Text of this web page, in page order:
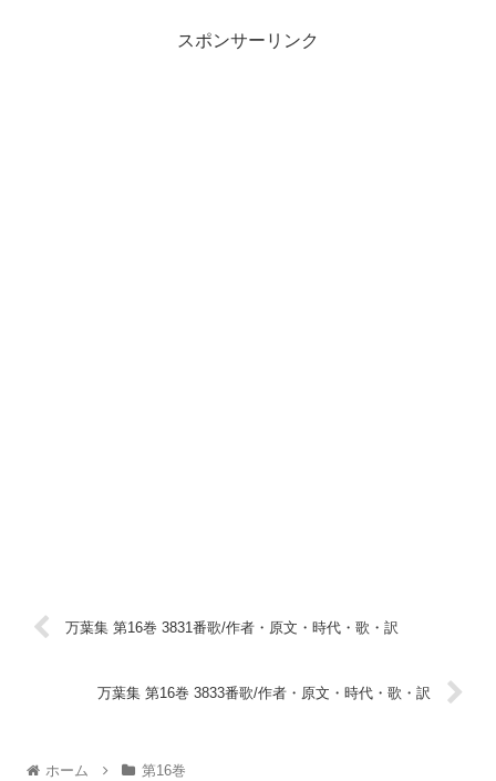
スポンサーリンク
万葉集 第16巻 3831番歌/作者・原文・時代・歌・訳
万葉集 第16巻 3833番歌/作者・原文・時代・歌・訳
ホーム 第16巻